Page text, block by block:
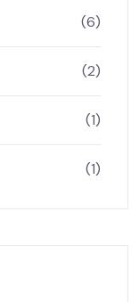
(6)
(2)
(1)
(1)